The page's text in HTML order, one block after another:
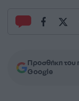
Προσθήκη του
Google